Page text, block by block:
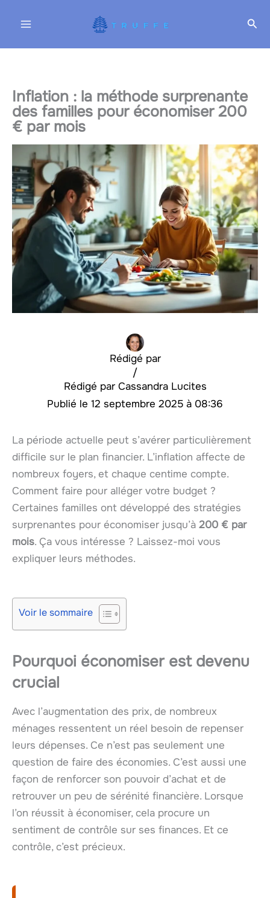
Inflation : la méthode surprenante
des familles pour économiser 200
€ par mois
Rédigé par
Cassandra Lucites
/
12 septembre 2025 à 08:36
La période actuelle peut s’avérer particulièrement
difficile sur le plan financier. L’inflation affecte de
nombreux foyers, et chaque centime compte.
Comment faire pour alléger votre budget ?
Certaines familles ont développé des stratégies
surprenantes pour économiser jusqu’à 200 € par
mois. Ça vous intéresse ? Laissez-moi vous
expliquer leurs méthodes.
Voir le sommaire
Pourquoi économiser est devenu
crucial
Avec l’augmentation des prix, de nombreux
ménages ressentent un réel besoin de repenser
leurs dépenses. Ce n’est pas seulement une
question de faire des économies. C’est aussi une
façon de renforcer son pouvoir d’achat et de
retrouver un peu de sérénité financière. Lorsque
l’on réussit à économiser, cela procure un
sentiment de contrôle sur ses finances. Et ce
contrôle, c’est précieux.